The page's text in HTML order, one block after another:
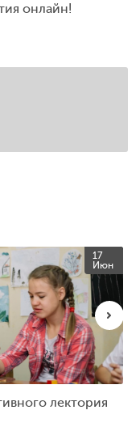
онлайн!
17
Июн
лектория